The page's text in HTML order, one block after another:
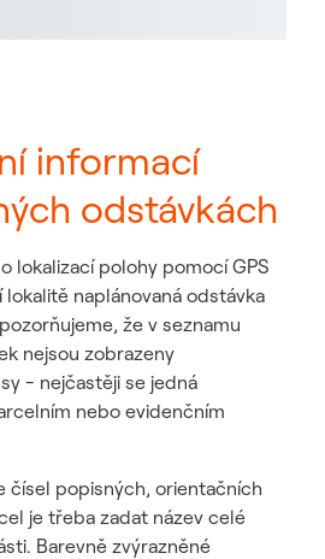
informací
odstávkách
lokalizací polohy pomocí GPS
lokalitě naplánovaná odstávka
že v seznamu
nejsou zobrazeny
- nejčastěji se jedná
nebo evidenčním
čísel popisných, orientačních
je třeba zadat název celé
Barevně zvýrazněné